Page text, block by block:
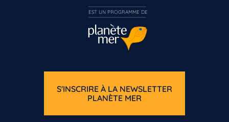
S'INSCRIRE À LA NEWSLETTER
PLANÈTE MER